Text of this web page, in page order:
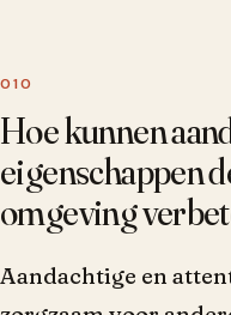
Hoe kunnen
eigenschappen
omgeving
Aandachtige en